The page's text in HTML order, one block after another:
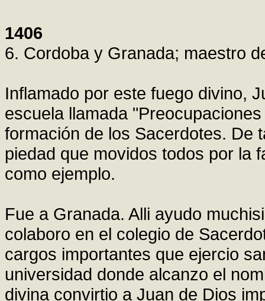
1406
6. Cordoba y Granada; maestro
Inflamado por este fuego divino,
escuela llamada
formación de los Sacerdotes. De
piedad que movidos todos por la
como ejemplo.
Fue a Granada. Alli ayudo
colaboro en el colegio de
cargos importantes que ejercio
universidad donde alcanzo el
divina convirtio a Juan de Dios